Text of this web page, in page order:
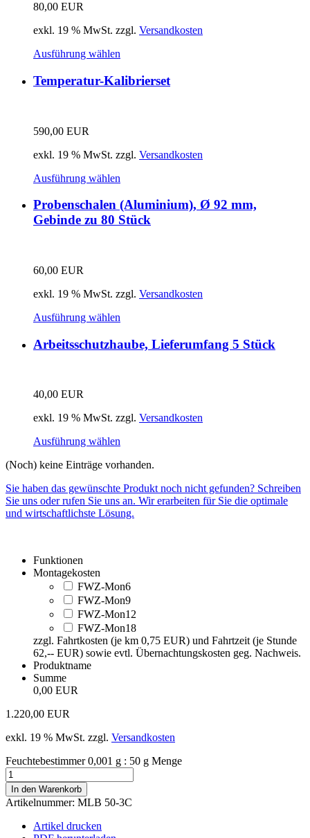
80,00 EUR
exkl. 19 % MwSt. zzgl. Versandkosten
Ausführung wählen
Temperatur-Kalibrierset
590,00 EUR
exkl. 19 % MwSt. zzgl. Versandkosten
Ausführung wählen
Probenschalen (Aluminium), Ø 92 mm,
Gebinde zu 80 Stück
60,00 EUR
exkl. 19 % MwSt. zzgl. Versandkosten
Ausführung wählen
Arbeitsschutzhaube, Lieferumfang 5 Stück
40,00 EUR
exkl. 19 % MwSt. zzgl. Versandkosten
Ausführung wählen
(Noch) keine Einträge vorhanden.
Sie haben das gewünschte Produkt noch nicht gefunden? Schreiben
Sie uns oder rufen Sie uns an. Wir erarbeiten für Sie die optimale
und wirtschaftlichste Lösung.
Funktionen
Montagekosten
FWZ-Mon6
FWZ-Mon9
FWZ-Mon12
FWZ-Mon18
zzgl. Fahrtkosten (je km 0,75 EUR) und Fahrtzeit (je Stunde
62,-- EUR) sowie evtl. Übernachtungskosten geg. Nachweis.
Produktname
Summe
0,00 EUR
1.220,00 EUR
exkl. 19 % MwSt. zzgl. Versandkosten
Feuchtebestimmer 0,001 g : 50 g Menge
In den Warenkorb
Artikelnummer: MLB 50-3C
Artikel drucken